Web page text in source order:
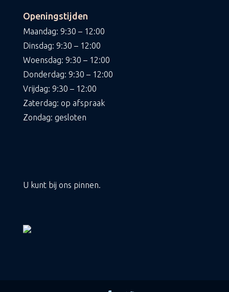
Openingstijden
Maandag: 9:30 – 12:00
Dinsdag: 9:30 – 12:00
Woensdag: 9:30 – 12:00
Donderdag: 9:30 – 12:00
Vrijdag: 9:30 – 12:00
Zaterdag: op afspraak
Zondag: gesloten
U kunt bij ons pinnen.